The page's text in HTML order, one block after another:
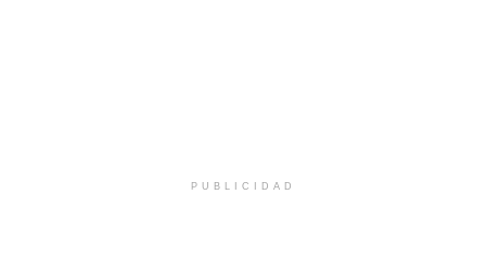
PUBLICIDAD